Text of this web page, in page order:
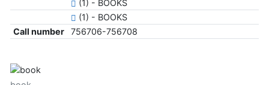
(1) - BOOKS
(1) - BOOKS
Call number
756706-756708